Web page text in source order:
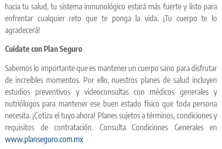
hacia tu salud, tu sistema inmunológico estará más fuerte y listo para
enfrentar cualquier reto que te ponga la vida. ¡Tu cuerpo te lo
agradecerá!
Cuídate con Plan Seguro
Sabemos lo importante que es mantener un cuerpo sano para disfrutar
de increíbles momentos. Por ello, nuestros planes de salud incluyen
estudios preventivos y videoconsultas con médicos generales y
nutriólogos para mantener ese buen estado físico que toda persona
necesita. ¡Cotiza el tuyo ahora! Planes sujetos a términos, condiciones y
requisitos de contratación. Consulta Condiciones Generales en
www.planseguro.com.mx